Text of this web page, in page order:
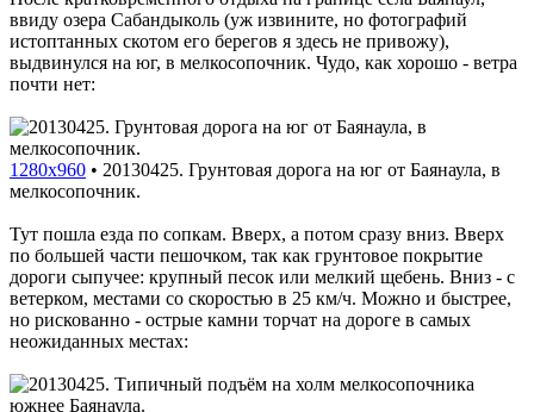
ввиду озера Сабандыколь (уж извините, но фотографий
истоптанных скотом его берегов я здесь не привожу),
выдвинулся на юг, в мелкосопочник. Чудо, как хорошо - ветра
почти нет:
1280x960 • 20130425. Грунтовая дорога на юг от Баянаула, в
мелкосопочник.
Тут пошла езда по сопкам. Вверх, а потом сразу вниз. Вверх
по большей части пешочком, так как грунтовое покрытие
дороги сыпучее: крупный песок или мелкий щебень. Вниз - с
ветерком, местами со скоростью в 25 км/ч. Можно и быстрее,
но рискованно - острые камни торчат на дороге в самых
неожиданных местах: